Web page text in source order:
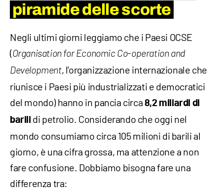
piramide delle scorte
Negli ultimi giorni leggiamo che i Paesi OCSE
(Organisation for Economic Co-operation and
Development, l'organizzazione internazionale che
riunisce i Paesi più industrializzati e democratici
del mondo) hanno in pancia circa 8,2 miliardi di
barili di petrolio. Considerando che oggi nel
mondo consumiamo circa 105 milioni di barili al
giorno, è una cifra grossa, ma attenzione a non
fare confusione. Dobbiamo bisogna fare una
differenza tra: